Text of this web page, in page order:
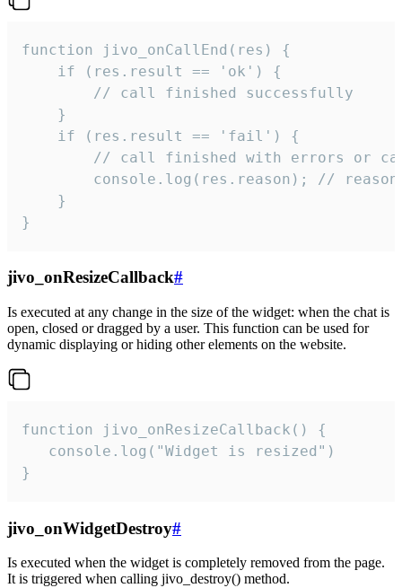
function jivo_onCallEnd(res) {
    if (res.result == 'ok') {
        // call finished successfully
    }
    if (res.result == 'fail') {
// call finished with errors or
console.log(res.reason); //
    }
}
jivo_onResizeCallback#
Is executed at any change in the size of the widget: when the chat is
open, closed or dragged by a user. This function can be used for
dynamic displaying or hiding other elements on the website.
function jivo_onResizeCallback() {
   console.log("Widget is resized")
}
jivo_onWidgetDestroy#
Is executed when the widget is completely removed from the page.
It is triggered when calling jivo_destroy() method.